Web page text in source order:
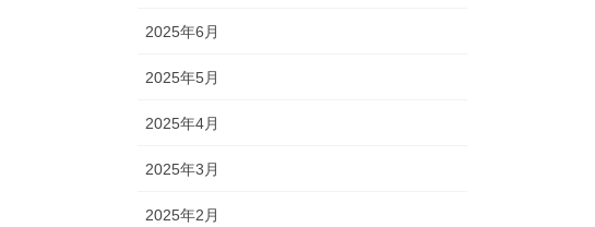
2025年6月
2025年5月
2025年4月
2025年3月
2025年2月